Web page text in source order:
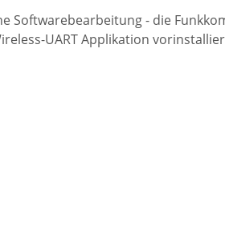
Softwarebearbeitung - die
UART Applikation